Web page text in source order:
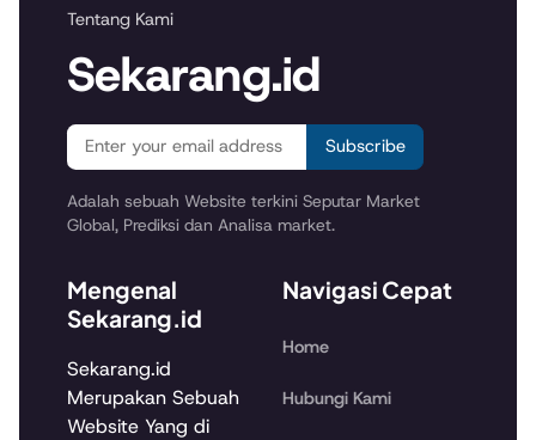
Tentang Kami
Sekarang.id
Subscribe
Adalah sebuah Website terkini Seputar Market
Global, Prediksi dan Analisa market.
Mengenal
Sekarang.id
Sekarang.id
Merupakan Sebuah
Website Yang di
Navigasi Cepat
Home
Hubungi Kami